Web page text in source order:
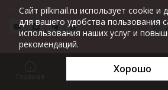
Мы соц. сетях:
Записаться
Сайт pilkinail.ru использует cookie и
для вашего удобства пользования
использования наших услуг и
рекомендаций.
Хорошо